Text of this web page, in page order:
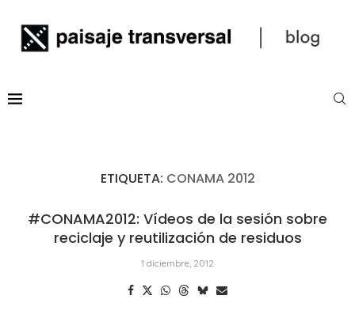
ETIQUETA: CONAMA 2012
#CONAMA2012: Vídeos de la sesión sobre
reciclaje y reutilización de residuos
1 diciembre, 2012